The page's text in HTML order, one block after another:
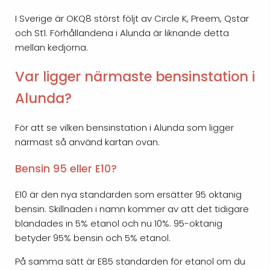
I Sverige är OKQ8 störst följt av Circle K, Preem, Qstar
och St1. Förhållandena i Alunda är liknande detta
mellan kedjorna.
Var ligger närmaste bensinstation i
Alunda?
För att se vilken bensinstation i Alunda som ligger
närmast så använd kartan ovan.
Bensin 95 eller E10?
E10 är den nya standarden som ersätter 95 oktanig
bensin. Skillnaden i namn kommer av att det tidigare
blandades in 5% etanol och nu 10%. 95-oktanig
betyder 95% bensin och 5% etanol.
På samma sätt är E85 standarden för etanol om du